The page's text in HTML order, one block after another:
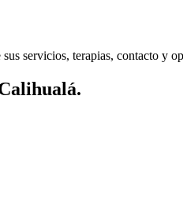
servicios, terapias, contacto y